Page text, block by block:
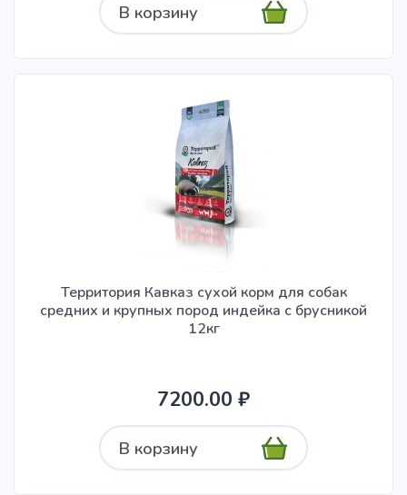
В корзину
Территория Кавказ сухой корм для собак
средних и крупных пород индейка с брусникой
12кг
7200.00 ₽
В корзину